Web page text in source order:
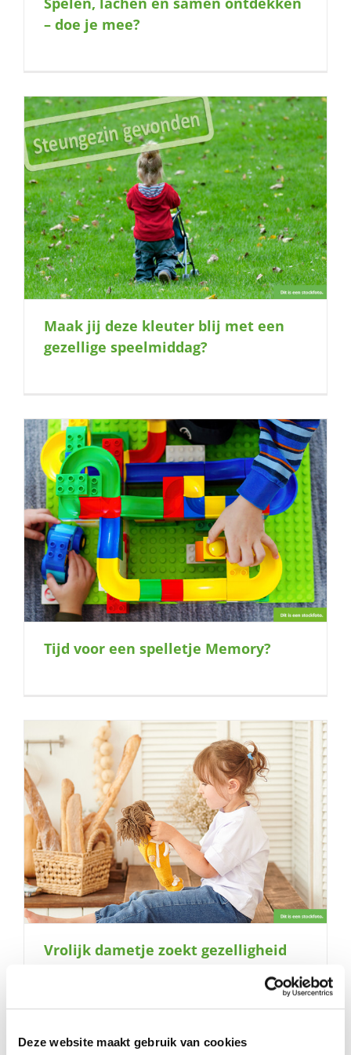
Deze website maakt gebruik van cookies
naar:
– doe je mee?
Maak jij deze kleuter blij met een
gezellige speelmiddag?
Tijd voor een spelletje Memory?
Vrolijk dametje zoekt gezelligheid